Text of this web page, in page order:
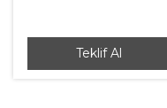
Teklif Al